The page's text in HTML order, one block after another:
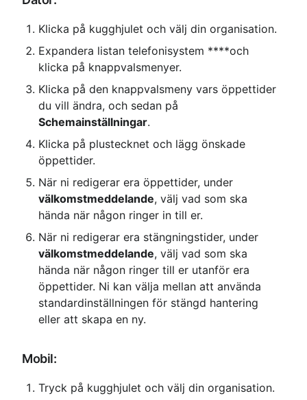
Klicka på kugghjulet och välj din organisation.
Expandera listan telefonisystem ****och
klicka på knappvalsmenyer.
Klicka på den knappvalsmeny vars öppettider
du vill ändra, och sedan på
Schemainställningar.
Klicka på plustecknet och lägg önskade
öppettider.
När ni redigerar era öppettider, under
välkomstmeddelande, välj vad som ska
hända när någon ringer in till er.
När ni redigerar era stängningstider, under
välkomstmeddelande, välj vad som ska
hända när någon ringer till er utanför era
öppettider. Ni kan välja mellan att använda
standardinställningen för stängd hantering
eller att skapa en ny.
Mobil:
Tryck på kugghjulet och välj din organisation.